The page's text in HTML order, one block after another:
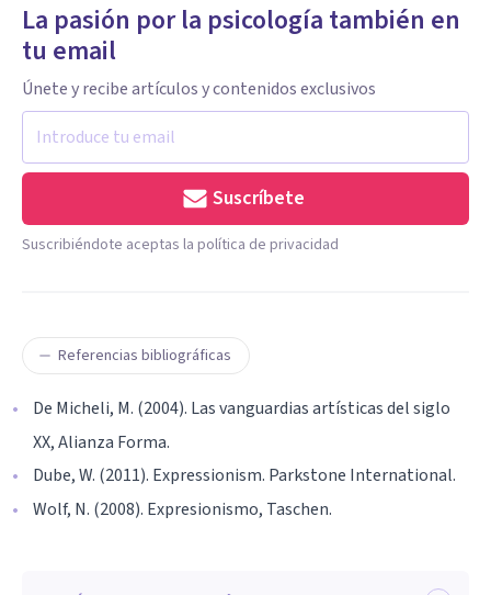
La pasión por la psicología también en
tu email
Únete y recibe artículos y contenidos exclusivos
Suscríbete
Suscribiéndote aceptas la política de privacidad
Referencias bibliográficas
De Micheli, M. (2004). Las vanguardias artísticas del siglo
XX, Alianza Forma.
Dube, W. (2011). Expressionism. Parkstone International.
Wolf, N. (2008). Expresionismo, Taschen.